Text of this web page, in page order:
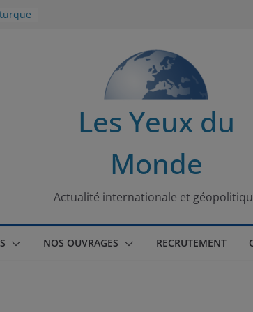
Les Yeux du
Monde
Actualité internationale et
NOS OUVRAGES RECRUTEMENT